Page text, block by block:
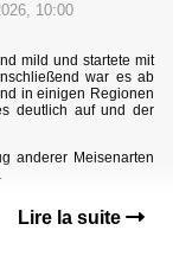
10:00
mild und startete mit
war es ab
in einigen Regionen
deutlich auf und der
anderer Meisenarten
Lire la suite